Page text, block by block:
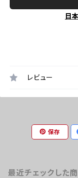
日
レビュー
保存
最近チェックした